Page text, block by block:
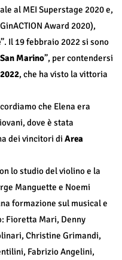
al MEI Superstage 2020 e,
Award 2020),
”. Il 19 febbraio 2022 si sono
Marino”, per contendersi
, che ha visto la vittoria
che Elena era
dove è stata
dei vincitori di Area
lo studio del violino e la
Manguette e Noemi
formazione sul musical e
Fioretta Mari, Denny
Christine Grimandi,
Fabrizio Angelini,